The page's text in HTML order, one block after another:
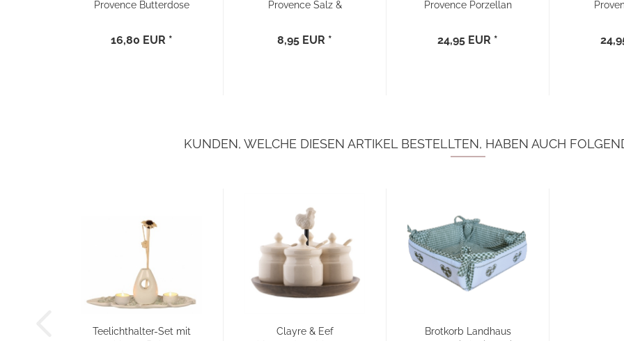
Provence Butterdose
16,80 EUR *
Provence Salz &
8,95 EUR *
Provence Porzellan
24,95 EUR *
KUNDEN, WELCHE DIESEN ARTIKEL BESTELLTEN, HABEN AUCH
Teelichthalter-Set mit
Clayre & Eef
Brotkorb Landhaus